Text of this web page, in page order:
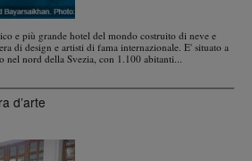
e più grande hotel del mondo costruito di neve e
di design e artisti di fama internazionale. E' situato a
nord della Svezia, con 1.100 abitanti...
d’arte